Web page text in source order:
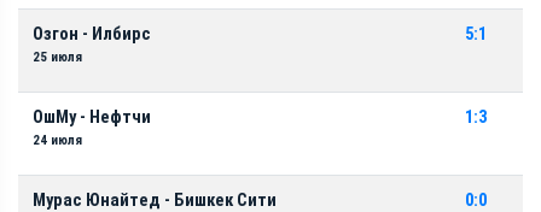
Озгон - Илбирс
25 июля
5:1
ОшМу - Нефтчи
24 июля
1:3
Мурас Юнайтед - Бишкек Сити 0:0